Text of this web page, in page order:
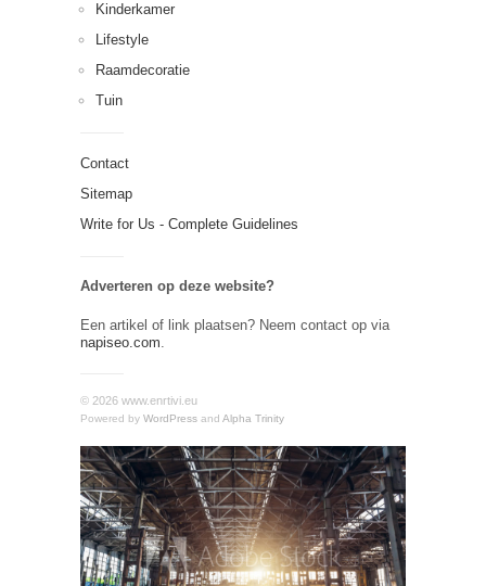
Kinderkamer
Lifestyle
Raamdecoratie
Tuin
Contact
Sitemap
Write for Us - Complete Guidelines
Adverteren op deze website?
Een artikel of link plaatsen? Neem contact op via
napiseo.com.
© 2026 www.enrtivi.eu
Powered by WordPress and Alpha Trinity